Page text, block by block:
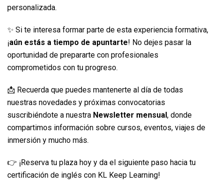
personalizada.
✨ Si te interesa formar parte de esta experiencia formativa,
¡aún estás a tiempo de apuntarte! No dejes pasar la
oportunidad de prepararte con profesionales
comprometidos con tu progreso.
📩 Recuerda que puedes mantenerte al día de todas
nuestras novedades y próximas convocatorias
suscribiéndote a nuestra Newsletter mensual, donde
compartimos información sobre cursos, eventos, viajes de
inmersión y mucho más.
👉 ¡Reserva tu plaza hoy y da el siguiente paso hacia tu
certificación de inglés con KL Keep Learning!